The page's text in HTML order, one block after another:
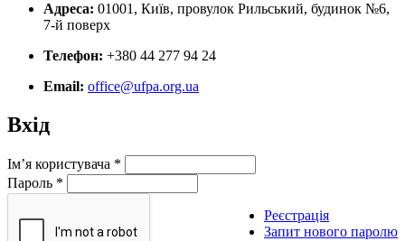
Адреса: 01001, Київ, провулок Рильський, будинок №6,
7-й поверх
Телефон: +380 44 277 94 24
Email: office@ufpa.org.ua
Вхід
Ім’я користувача *
Пароль *
Реєстрація
Запит нового паролю